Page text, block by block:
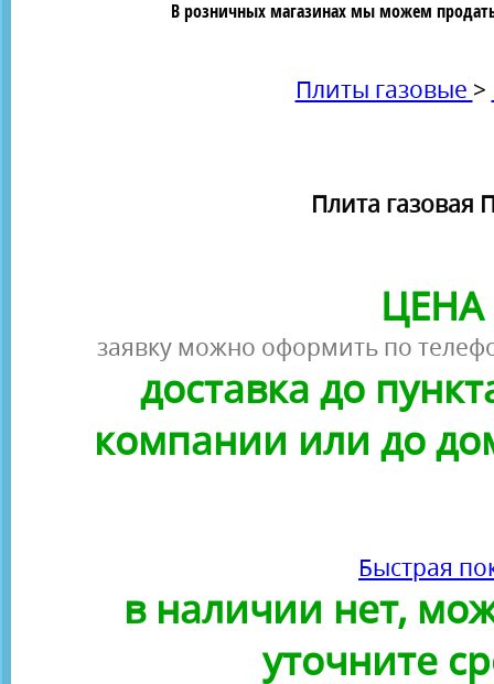
В розничных магазинах мы можем
Плиты газовые >
Плита газовая
ЦЕНА
заявку можно оформить по
доставка до
компании или до
Быстрая
в наличии нет,
уточните